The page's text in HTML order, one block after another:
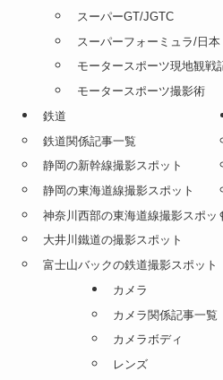
スーパーGT/JGTC
スーパーフォーミュラ/日
モータースポーツ現地観戦
モータースポーツ撮影術
鉄道
鉄道関係記事一覧
静岡の新幹線撮影スポット
静岡の東海道線撮影スポット
神奈川西部の東海道線撮影スポッ
大井川鐵道の撮影スポット
富士山バックの鉄道撮影スポット
カメラ
カメラ関係記事一覧
カメラボディ
レンズ